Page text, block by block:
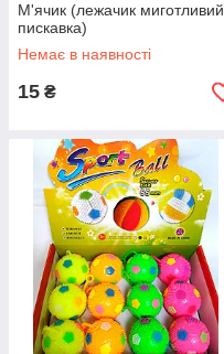
М'ячик (лежачик миготливий
пискавка)
Немає в наявності
15 ₴